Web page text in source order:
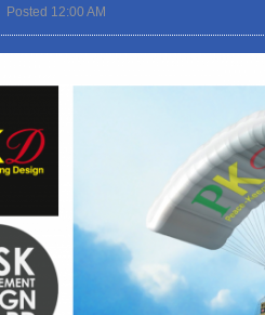
Posted 12:00 AM